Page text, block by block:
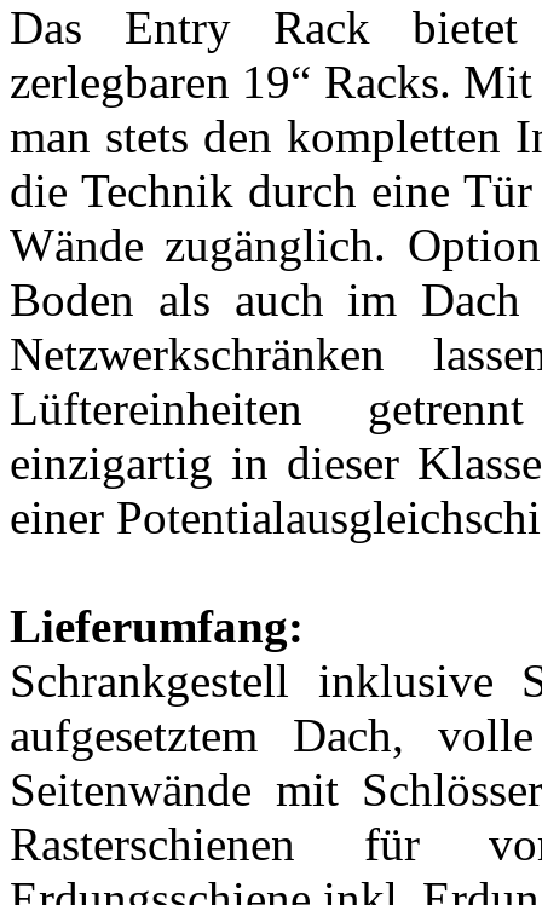
Das Entry Rack bietet
zerlegbaren 19“ Racks.
man stets den
die Technik durch eine
Wände zugänglich.
Boden als auch im
Netzwerkschränken
Lüftereinheiten
einzigartig in dieser
einer
Lieferumfang:
Schrankgestell inklusive
aufgesetztem Dach,
Seitenwände mit
Rasterschienen für